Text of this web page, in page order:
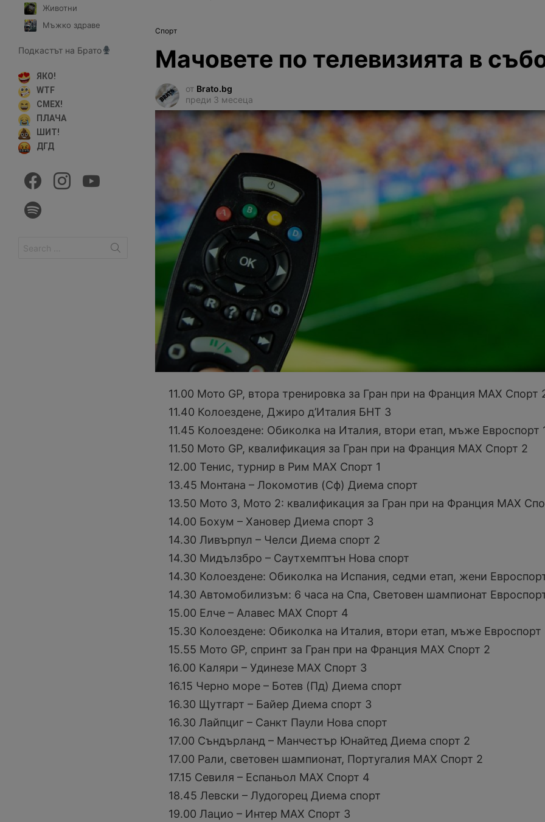
Спорт
Мачовете по телевизията в
от Brato.bg
преди 3 месеца
11.00 Мото GP, втора тренировка за Гран при на Франция МАХ Спорт
11.40 Колоездене, Джиро д’Италия БНТ 3
11.45 Колоездене: Обиколка на Италия, втори етап, мъже Евроспорт
11.50 Мото GP, квалификация за Гран при на Франция МАХ Спорт 2
12.00 Тенис, турнир в Рим МАХ Спорт 1
13.45 Монтана – Локомотив (Сф) Диема спорт
13.50 Мото 3, Мото 2: квалификация за Гран при на Франция МАХ
14.00 Бохум – Хановер Диема спорт 3
14.30 Ливърпул – Челси Диема спорт 2
14.30 Мидълзбро – Саутхемптън Нова спорт
14.30 Колоездене: Обиколка на Испания, седми етап, жени
14.30 Автомобилизъм: 6 часа на Спа, Световен шампионат
15.00 Елче – Алавес МАХ Спорт 4
15.30 Колоездене: Обиколка на Италия, втори етап, мъже Евроспорт
15.55 Мото GP, спринт за Гран при на Франция МАХ Спорт 2
16.00 Каляри – Удинезе МАХ Спорт 3
16.15 Черно море – Ботев (Пд) Диема спорт
16.30 Щутгарт – Байер Диема спорт 3
16.30 Лайпциг – Санкт Паули Нова спорт
17.00 Съндърланд – Манчестър Юнайтед Диема спорт 2
17.00 Рали, световен шампионат, Португалия МАХ Спорт 2
17.15 Севиля – Еспаньол МАХ Спорт 4
18.45 Левски – Лудогорец Диема спорт
19.00 Лацио – Интер МАХ Спорт 3
Животни
Мъжко здраве
Подкастът на Брато
ЯКО!
WTF
СМЕХ!
ПЛАЧА
ШИТ!
ДГД
for: